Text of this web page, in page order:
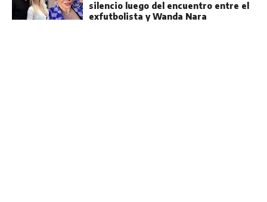
silencio luego del encuentro entre el
exfutbolista y Wanda Nara